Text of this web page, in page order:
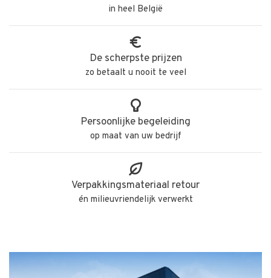
in heel België
De scherpste prijzen
zo betaalt u nooit te veel
Persoonlijke begeleiding
op maat van uw bedrijf
Verpakkingsmateriaal retour
én milieuvriendelijk verwerkt